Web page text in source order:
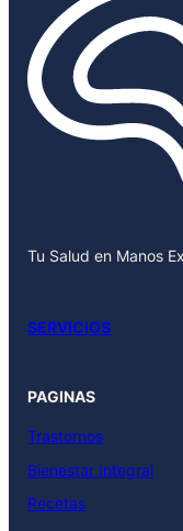
Tu Salud en Manos
SERVICIOS
PAGINAS
Trastornos
Bienestar Integral
Recetas